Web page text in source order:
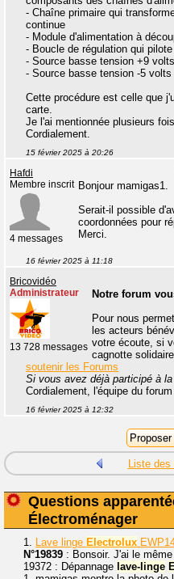
- Chaîne primaire qui
continue
- Module d'alimentation à
- Boucle de régulation qui
- Source basse tension +9 volts
- Source basse tension -5 volts
Cette procédure est celle que
carte.
Je l'ai mentionnée plusieurs
Cordialement.
15 février 2025 à 20:26
Hafdi
Membre inscrit
4 messages
Bonjour mamigas1.
Serait-il possible
coordonnées pour
Merci.
16 février 2025 à 11:18
Bricovidéo
Administrateur
13 728 messages
Notre forum
Pour nous
les acteurs
votre écoute, si
cagnotte
soutenir les Forums
Si vous avez déjà participé à
Cordialement, l'équipe du
16 février 2025 à 12:32
Liste des
Questions
Électroménager
1. Lave linge Electrolux
N°19839 : Bonsoir. J'ai le
19372 : Dépannage lave-linge